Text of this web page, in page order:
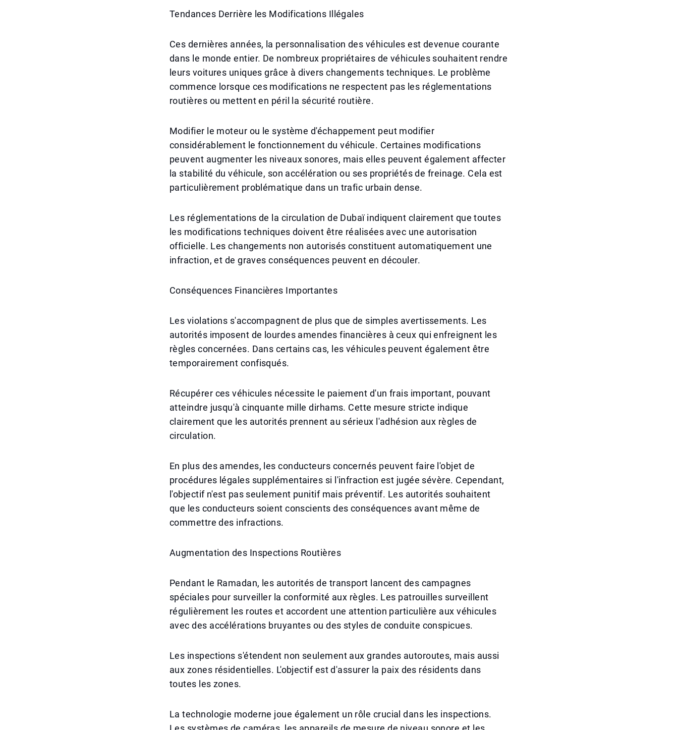
Tendances Derrière les Modifications Illégales
Ces dernières années, la personnalisation des véhicules est devenue courante
dans le monde entier. De nombreux propriétaires de véhicules souhaitent rendre
leurs voitures uniques grâce à divers changements techniques. Le problème
commence lorsque ces modifications ne respectent pas les réglementations
routières ou mettent en péril la sécurité routière.
Modifier le moteur ou le système d'échappement peut modifier
considérablement le fonctionnement du véhicule. Certaines modifications
peuvent augmenter les niveaux sonores, mais elles peuvent également affecter
la stabilité du véhicule, son accélération ou ses propriétés de freinage. Cela est
particulièrement problématique dans un trafic urbain dense.
Les réglementations de la circulation de Dubaï indiquent clairement que toutes
les modifications techniques doivent être réalisées avec une autorisation
officielle. Les changements non autorisés constituent automatiquement une
infraction, et de graves conséquences peuvent en découler.
Conséquences Financières Importantes
Les violations s'accompagnent de plus que de simples avertissements. Les
autorités imposent de lourdes amendes financières à ceux qui enfreignent les
règles concernées. Dans certains cas, les véhicules peuvent également être
temporairement confisqués.
Récupérer ces véhicules nécessite le paiement d'un frais important, pouvant
atteindre jusqu'à cinquante mille dirhams. Cette mesure stricte indique
clairement que les autorités prennent au sérieux l'adhésion aux règles de
circulation.
En plus des amendes, les conducteurs concernés peuvent faire l'objet de
procédures légales supplémentaires si l'infraction est jugée sévère. Cependant,
l'objectif n'est pas seulement punitif mais préventif. Les autorités souhaitent
que les conducteurs soient conscients des conséquences avant même de
commettre des infractions.
Augmentation des Inspections Routières
Pendant le Ramadan, les autorités de transport lancent des campagnes
spéciales pour surveiller la conformité aux règles. Les patrouilles surveillent
régulièrement les routes et accordent une attention particulière aux véhicules
avec des accélérations bruyantes ou des styles de conduite conspicues.
Les inspections s'étendent non seulement aux grandes autoroutes, mais aussi
aux zones résidentielles. L'objectif est d'assurer la paix des résidents dans
toutes les zones.
La technologie moderne joue également un rôle crucial dans les inspections.